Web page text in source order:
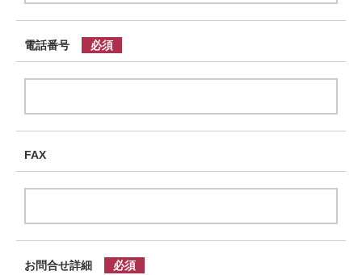
電話番号
FAX
お問合せ詳細